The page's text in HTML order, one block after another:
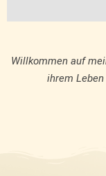
Willkommen auf
ihrem